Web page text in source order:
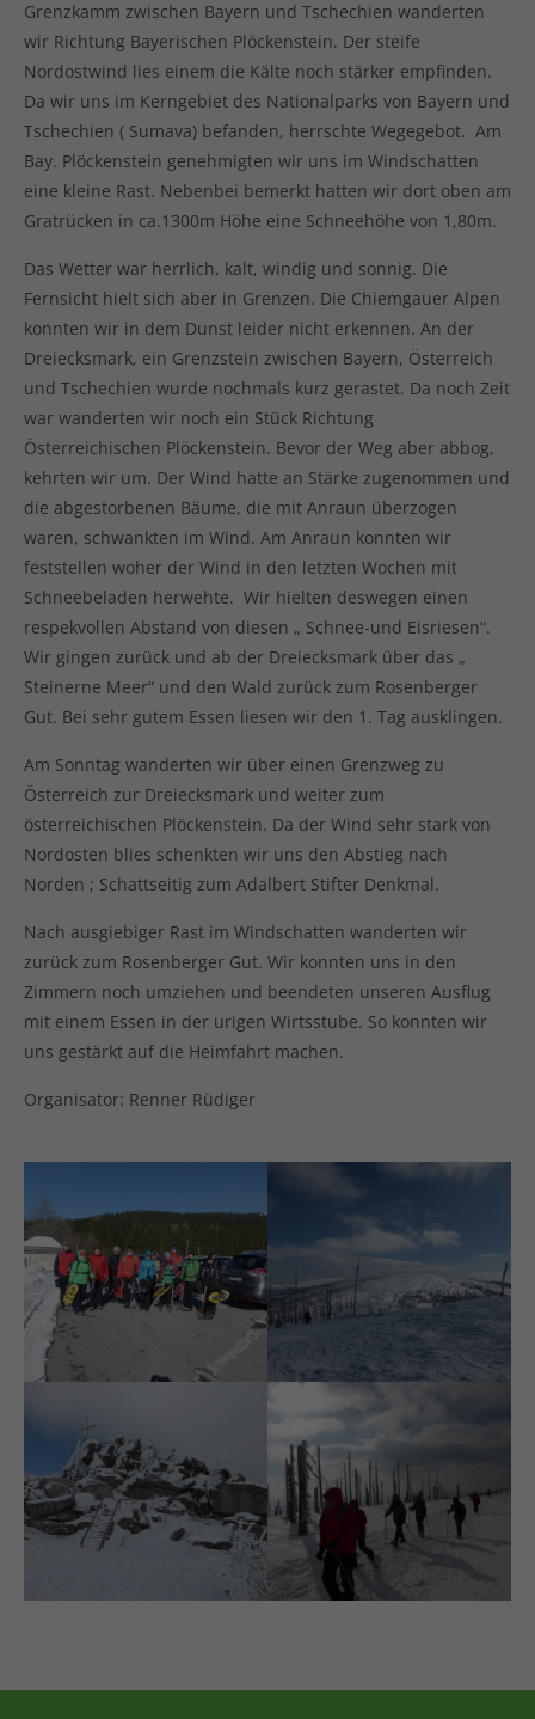
Grenzkamm zwischen Bayern und Tschechien wanderten
wir Richtung Bayerischen Plöckenstein. Der steife
Nordostwind lies einem die Kälte noch stärker empfinden.
Da wir uns im Kerngebiet des Nationalparks von Bayern und
Tschechien ( Sumava) befanden, herrschte Wegegebot. Am
Bay. Plöckenstein genehmigten wir uns im Windschatten
eine kleine Rast. Nebenbei bemerkt hatten wir dort oben am
Gratrücken in ca.1300m Höhe eine Schneehöhe von 1,80m.
Das Wetter war herrlich, kalt, windig und sonnig. Die
Fernsicht hielt sich aber in Grenzen. Die Chiemgauer Alpen
konnten wir in dem Dunst leider nicht erkennen. An der
Dreiecksmark, ein Grenzstein zwischen Bayern, Österreich
und Tschechien wurde nochmals kurz gerastet. Da noch Zeit
war wanderten wir noch ein Stück Richtung
Österreichischen Plöckenstein. Bevor der Weg aber abbog,
kehrten wir um. Der Wind hatte an Stärke zugenommen und
die abgestorbenen Bäume, die mit Anraun überzogen
waren, schwankten im Wind. Am Anraun konnten wir
feststellen woher der Wind in den letzten Wochen mit
Schneebeladen herwehte. Wir hielten deswegen einen
respekvollen Abstand von diesen „ Schnee-und Eisriesen“.
Wir gingen zurück und ab der Dreiecksmark über das „
Steinerne Meer“ und den Wald zurück zum Rosenberger
Gut. Bei sehr gutem Essen liesen wir den 1. Tag ausklingen.
Am Sonntag wanderten wir über einen Grenzweg zu
Österreich zur Dreiecksmark und weiter zum
österreichischen Plöckenstein. Da der Wind sehr stark von
Nordosten blies schenkten wir uns den Abstieg nach
Norden ; Schattseitig zum Adalbert Stifter Denkmal.
Nach ausgiebiger Rast im Windschatten wanderten wir
zurück zum Rosenberger Gut. Wir konnten uns in den
Zimmern noch umziehen und beendeten unseren Ausflug
mit einem Essen in der urigen Wirtsstube. So konnten wir
uns gestärkt auf die Heimfahrt machen.
Organisator: Renner Rüdiger